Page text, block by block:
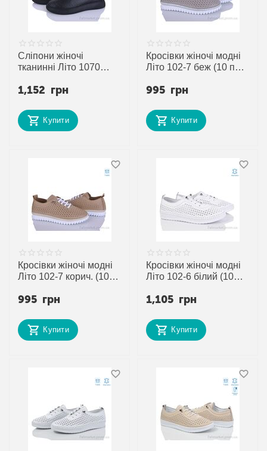
Сліпони жіночі
тканинні Літо 1070
41) "Mona Lisa"
прямого
постачальника
1,152 грн
Купити
Кросівки жіночі модні
Літо 102-7 беж (10 пар
недорого оптом від
постачальника
995 грн
Купити
Кросівки жіночі модні
Літо 102-7 корич. (10
Lisa" недорого оптом
постачальника
995 грн
Купити
Кросівки жіночі модні
Літо 102-6 білий (10
Lisa" недорого оптом
постачальника
1,105 грн
Купити